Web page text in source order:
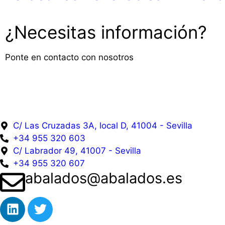
¿Necesitas información?
Ponte en contacto con nosotros
C/ Las Cruzadas 3A, local D, 41004 - Sevilla
+34 955 320 603
C/ Labrador 49, 41007 - Sevilla
+34 955 320 607
abalados@abalados.es